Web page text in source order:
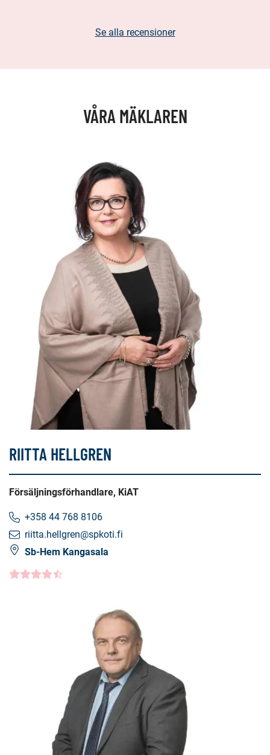
Se alla recensioner
VÅRA MÄKLAREN
RIITTA HELLGREN
Försäljningsförhandlare, KiAT
+358 44 768 8106
riitta.hellgren@spkoti.fi
Sb-Hem Kangasala
Kundbetyg